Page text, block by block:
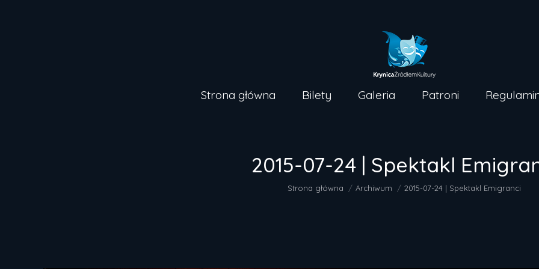
Strona główna Bilety Galeria Patroni
2015-07-24 | Spektakl
Jesteś tutaj:
Strona główna Archiwum 2015-07-24 | Spektakl Emigranci